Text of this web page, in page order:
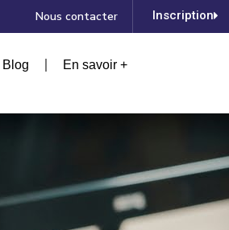
Nous contacter Inscription
Blog En savoir +